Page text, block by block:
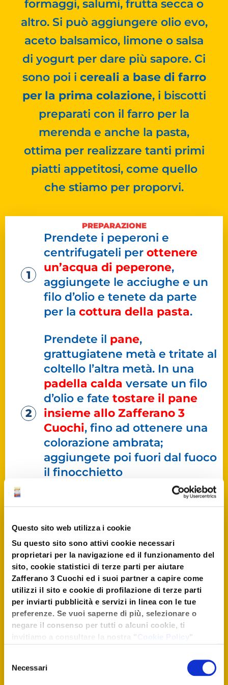
Questo sito web utilizza i cookie
Su questo sito sono attivi cookie necessari
proprietari per la navigazione ed il funzionamento del
sito, cookie statistici di terze parti per aiutare
Zafferano 3 Cuochi ed i suoi partner a capire come
utilizzi il sito e cookie di profilazione di terze parti
per inviarti pubblicità e servizi in linea con le tue
preferenze. Se vuoi saperne di più, selezionare o
negare il consenso per tutti o alcuni cookie, ti
invitiamo a consultare la nostra "
"
un'esperienza migliore ti consigliamo di premere
"Accetta tutti".
delNecessari
formaggi, salumi, frutta secca o
altro. Si può aggiungere olio evo,
aceto balsamico, limone o salsa
di yogurt per dare più sapore. Ci
sono poi i cereali a base di farro
per la prima colazione, i biscotti
preparati con il farro per la
merenda e anche la pasta,
ottima per realizzare tanti primi
piatti appetitosi, come quello
che stiamo per proporvi.
PREPARAZIONE
Prendete i peperoni e
centrifugateli per ottenere
un’acqua di peperone,
aggiungete le acciughe e un
filo d’olio e tenete da parte
per la cottura della pasta.
Prendete il pane,
grattugiatene metà e tritate al
coltello l’altra metà. In una
padella calda versate un filo
d’olio e fate tostare il pane
insieme allo Zafferano 3
Cuochi, fino ad ottenere una
colorazione ambrata;
aggiungete poi fuori dal fuoco
il finocchietto
precedentemente tritato.
acqua bollente
cottura, dopodichéfinite la
cottura nell’acqua di
peperone, così facendo,
sfruttando l’amido della pasta,
si otterrà a fine cottura una
crema di peperoni.
peperoni e finite con una